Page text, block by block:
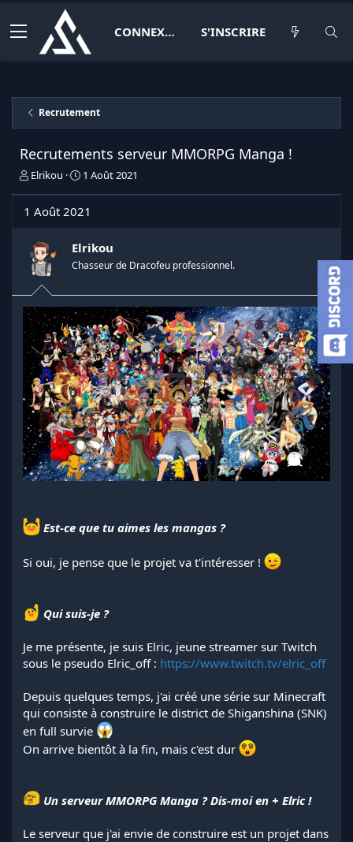
CONNEXION S'INSCRIRE
Recrutement
Recrutements serveur MMORPG Manga !
I
a
t
e
u
d
e
l
d
i
s
c
u
s
s
i
Elrikou
D
e
e
é
t
1 Août 2021
1 Août 2021
Elrikou
Chasseur de Dracofeu professionnel.
Est-ce que tu aimes les mangas ?
Si oui, je pense que le projet va t'intéresser !
Qui suis-je ?
Je me présente, je suis Elric, jeune streamer sur Twitch
sous le pseudo Elric_off : https://www.twitch.tv/elric_off
Depuis quelques temps, j'ai créé une série sur Minecraft
qui consiste à construire le district de Shiganshina (SNK)
en full survie
On arrive bientôt à la fin, mais c'est dur
Un serveur MMORPG Manga ? Dis-moi en + Elric !
Le serveur que j'ai envie de construire est un projet dans